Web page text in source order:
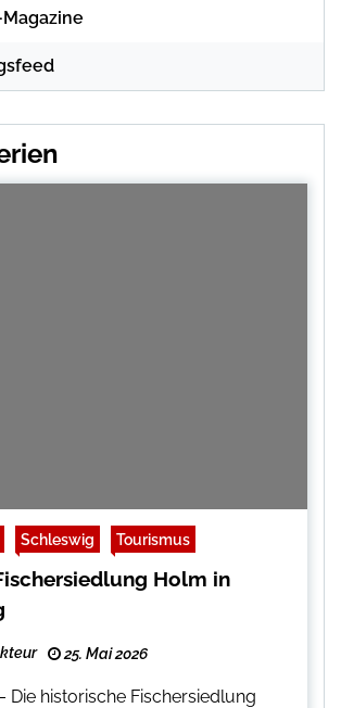
Schleswig Tourismus
Holm in
25. Mai 2026
Die historische Fischersiedlung